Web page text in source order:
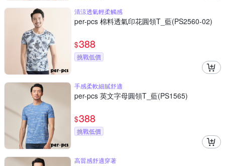
清涼透氣輕柔觸感
per-pcs 棉料透氣印花圓領T_藍(PS2560-02)
$388
挑戰低價
手感柔軟細膩舒適
per-pcs 英文字母圓領T_藍(PS1565)
$388
挑戰低價
高質感舒適穿著